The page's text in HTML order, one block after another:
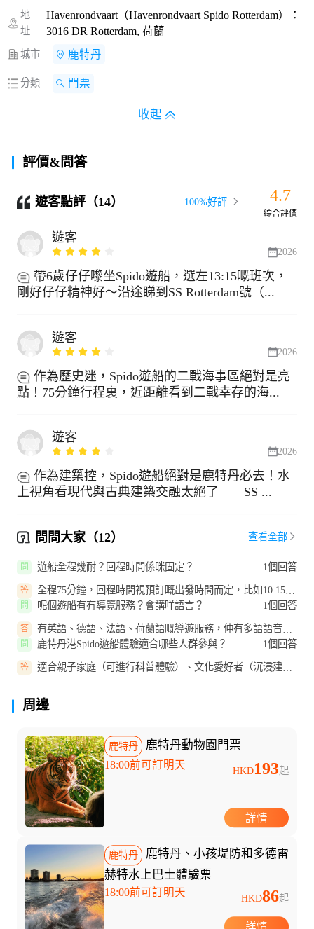
地
址
Havenrondvaart（Havenrondvaart Spido Rotterdam）：
3016 DR Rotterdam, 荷蘭
城市 鹿特丹
分類 門票
收起
評價&問答
遊客點評（14） 100%好評 4.7
綜合評價
遊客
2026
帶6歲仔仔嚟坐Spido遊船，選左13:15嘅班次，
剛好仔仔精神好～沿途睇到SS Rotterdam號（...
遊客
2026
作為歷史迷，Spido遊船的二戰海事區絕對是亮
點！75分鐘行程裏，近距離看到二戰幸存的海...
遊客
2026
作為建築控，Spido遊船絕對是鹿特丹必去！水
上視角看現代與古典建築交融太絕了——SS ...
問問大家（12） 查看全部
問 遊船全程幾耐？回程時間係咪固定？ 1個回答
答
全程75分鐘，回程時間視預訂嘅出發時間而定，比如10:15出
發就11:30回程，17:00出發就1...
問 呢個遊船有冇導覽服務？會講咩語言？ 1個回答
答
有英語、德語、法語、荷蘭語嘅導遊服務，仲有多語語音導
覽（包括荷蘭語、英語、法語、...
問 鹿特丹港Spido遊船體驗適合哪些人群參與？ 1個回答
答
適合親子家庭（可進行科普體驗）、文化愛好者（沉浸建築
周邊
鹿特丹 鹿特丹動物園門票
18:00前可訂明天 HKD193起
詳情
鹿特丹
鹿特丹、小孩堤防和多德雷
赫特水上巴士體驗票
18:00前可訂明天 HKD86起